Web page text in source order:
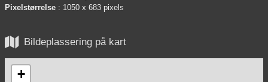
Pixelstørrelse : 1050 x 683 pixels
 Bildeplassering på kart
+